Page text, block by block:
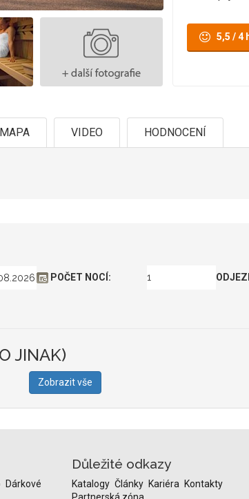
5,5 / 4
MAPA VIDEO HODNOCENÍ
POČET NOCÍ:
JINAK)
Zobrazit vše
Dárkové
Důležité odkazy
Katalogy Články Kariéra
Kontakty